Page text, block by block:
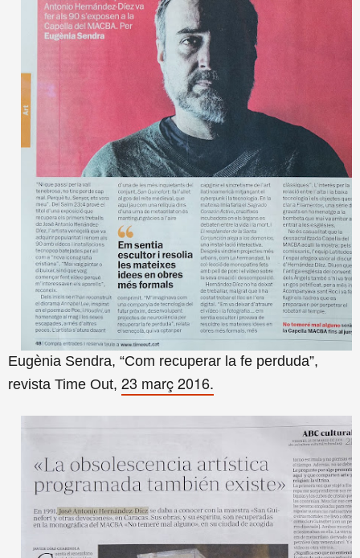
Eugènia Sendra, “Com recuperar la fe perduda”,
revista Time Out, 23 març 2016.